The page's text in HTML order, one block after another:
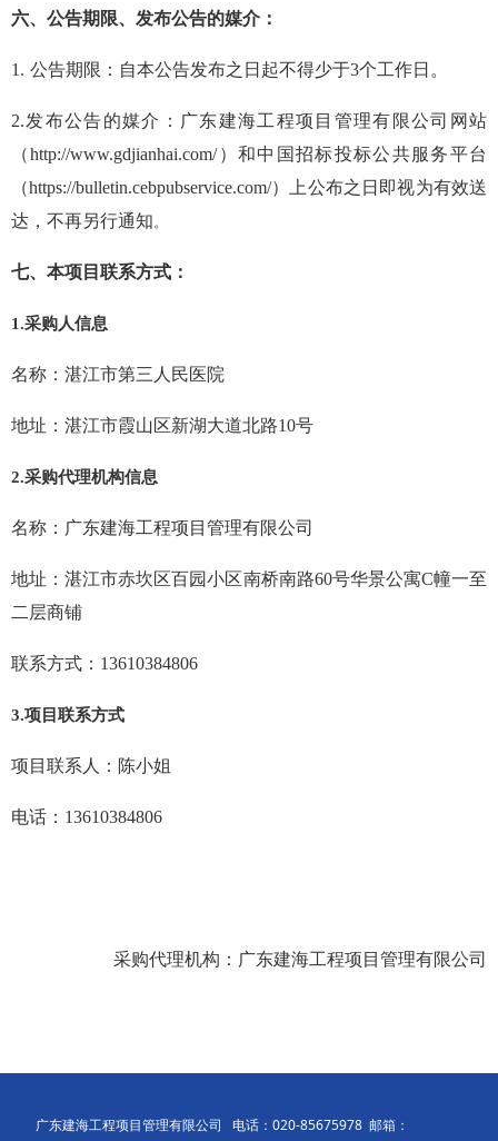
六、 公告期限、发布公告的媒介：
1. 公告期限：自本公告发布之日起不得少于3个工作日。
2.发布公告的媒介： 广东建海工程项目管理有限公司网 站
（http://www.gdjianhai.com/）和中国招标投标公共服务平台
（https://bulletin.cebpubservice.com/）
上公布之日即视为有效送
达，不再另行通知。
七、 本项目联系方式：
1.采购人信息
名称： 湛江市第三人民医院
地址： 湛江市霞山区新湖大道北路10号
2.采购代理机构信息
名称： 广东建海工程项目管理有限公司
地址：湛江市赤坎区百园小区南桥南路60号华景公寓C幢一至
二层商铺
联系方式： 13610384806
3.项目联系方式
项目联系人： 陈小姐
电话： 13610384806
采购代理机构： 广东建海工程项目管理有限公司
广东建海工程项目管理有限公司 电话：020-85675978 邮箱：